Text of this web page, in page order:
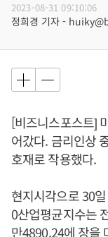
2023-08-31 09:10:06
정희경 기자 -
[비즈니스포스트]
어갔다. 금리인상
호재로 작용했다.
현지시각으로 30
0산업평균지수는
만4890.24에 장을